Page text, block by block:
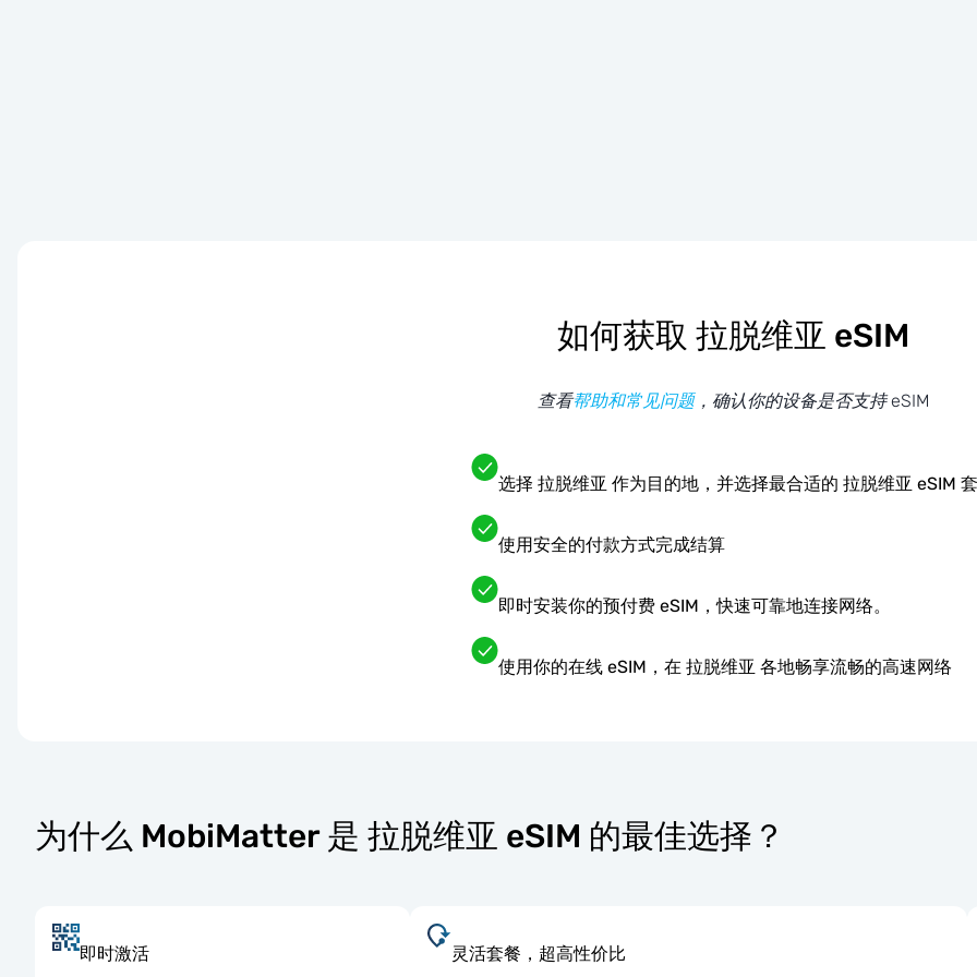
如何获取 拉脱维亚 eSIM
查看帮助和常见问题，确认你的设备是否支持 eSIM
选择 拉脱维亚 作为目的地，并选择最合适的 拉脱维亚 eSIM
使用安全的付款方式完成结算
即时安装你的预付费 eSIM，快速可靠地连接网络。
使用你的在线 eSIM，在 拉脱维亚 各地畅享流畅的高速网络
为什么 MobiMatter 是 拉脱维亚 eSIM 的最佳选择？
即时激活 灵活套餐，超高性价比